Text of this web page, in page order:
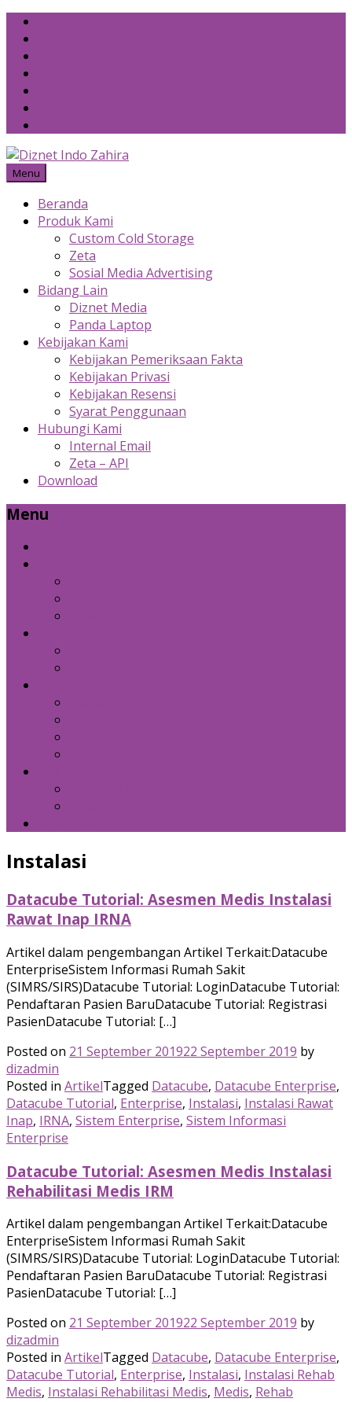
Skip
content
Menu
Beranda
Produk Kami
Custom Cold Storage
Zeta
Sosial Media Advertising
Bidang Lain
Diznet Media
Panda Laptop
Kebijakan Kami
Kebijakan Pemeriksaan Fakta
Kebijakan Privasi
Kebijakan Resensi
Syarat Penggunaan
Hubungi Kami
Internal Email
Zeta – API
Download
Menu
Instalasi
Datacube Tutorial: Asesmen Medis Instalasi
Rawat Inap IRNA
Artikel dalam pengembangan Artikel Terkait:Datacube
EnterpriseSistem Informasi Rumah Sakit
(SIMRS/SIRS)Datacube Tutorial: LoginDatacube Tutorial:
Pendaftaran Pasien BaruDatacube Tutorial: Registrasi
PasienDatacube Tutorial: […]
Posted on 21 September 201922 September 2019 by
dizadmin
Posted in ArtikelTagged Datacube, Datacube Enterprise,
Datacube Tutorial, Enterprise, Instalasi, Instalasi Rawat
Inap, IRNA, Sistem Enterprise, Sistem Informasi
Enterprise
Datacube Tutorial: Asesmen Medis Instalasi
Rehabilitasi Medis IRM
Artikel dalam pengembangan Artikel Terkait:Datacube
EnterpriseSistem Informasi Rumah Sakit
(SIMRS/SIRS)Datacube Tutorial: LoginDatacube Tutorial:
Pendaftaran Pasien BaruDatacube Tutorial: Registrasi
PasienDatacube Tutorial: […]
Posted on 21 September 201922 September 2019 by
dizadmin
Posted in ArtikelTagged Datacube, Datacube Enterprise,
Datacube Tutorial, Enterprise, Instalasi, Instalasi Rehab
Medis, Instalasi Rehabilitasi Medis, Medis, Rehab